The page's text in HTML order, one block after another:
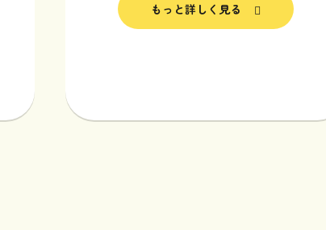
ヤングケアラー協会について
もっと詳しく見る